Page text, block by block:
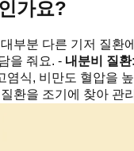
가요?
부분 다른 기저 질환
을 줘요. - 내분비 질환
식, 비만도 혈압을
환을 조기에 찾아 관